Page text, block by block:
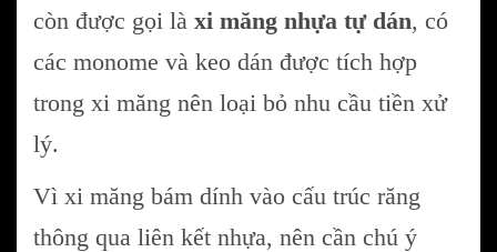
còn được gọi là xi măng nhựa tự dán, có
các monome và keo dán được tích hợp
trong xi măng nên loại bỏ nhu cầu tiền xử
lý.
Vì xi măng bám dính vào cấu trúc răng
thông qua liên kết nhựa, nên cần chú ý